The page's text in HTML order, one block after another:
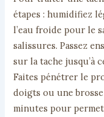
étapes : humidifiez
l’eau froide pour le
salissures. Passez
sur la tache jusqu’à
Faites pénétrer le
doigts ou une
minutes pour